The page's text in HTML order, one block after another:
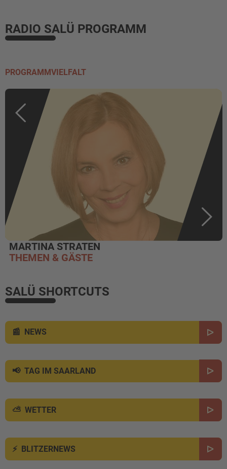
RADIO SALÜ PROGRAMM
PROGRAMMVIELFALT
MARTINA STRATEN
THEMEN & GÄSTE
SALÜ SHORTCUTS
NEWS
TAG IM SAARLAND
WETTER
BLITZERNEWS